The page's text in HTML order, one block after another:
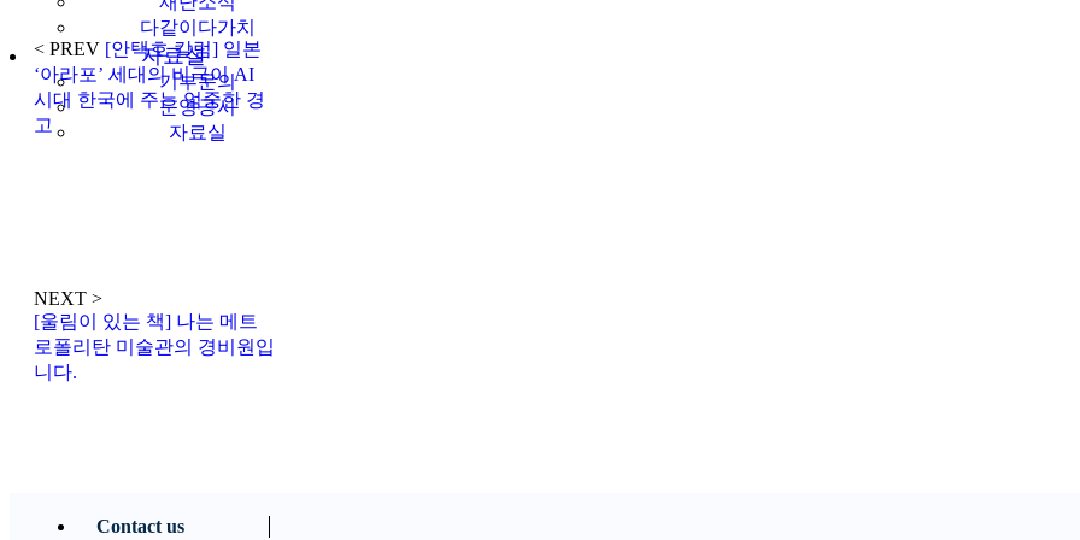
다같이다가치
자료실
기부문의
운영공시
자료실
< PREV [안택호 칼럼] 일본
‘아라포’ 세대의 비극이 AI
시대 한국에 주는 엄중한 경
고
NEXT >
[울림이 있는 책] 나는 메트
로폴리탄 미술관의 경비원입
니다.
Contact us